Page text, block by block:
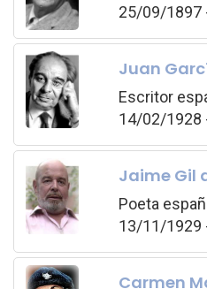
25/09/1897
Juan
Escritor
14/02/1928
Jaime Gil
Poeta
13/11/1929
Carmen